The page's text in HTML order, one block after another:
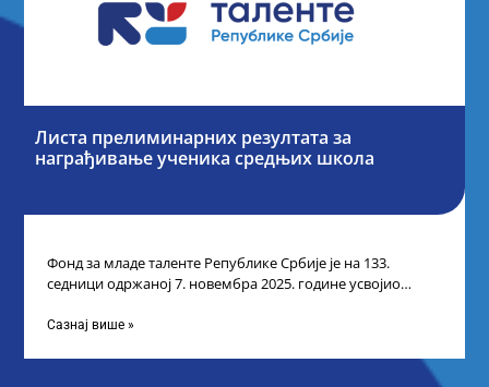
Листа прелиминарних резултата за
награђивање ученика средњих школа
Фонд за младе таленте Републике Србије је на 133.
седници одржаној 7. новембра 2025. године усвојио
Сазнај више »